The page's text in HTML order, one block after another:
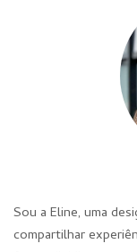
Sou a Eline, uma
compartilhar